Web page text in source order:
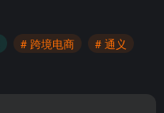
# 跨境电商
# 通义